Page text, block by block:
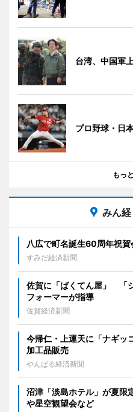
台湾、中国軍
プロ野球・日
もっ
みん
八広で町名誕生60周年祝
すみだ経済新聞
佐賀に「ばくてん屋」 「
フォーマーが指導
佐賀経済新聞
今帰仁・上運天に「ナギ
加工品販売
やんばる経済新聞
沼津「淡島ホテル」が夏
や星空観望会など